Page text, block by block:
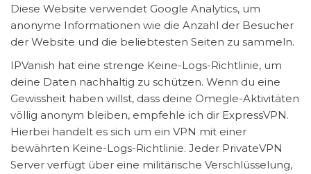
Diese Website verwendet Google Analytics, um
anonyme Informationen wie die Anzahl der Besucher
der Website und die beliebtesten Seiten zu sammeln.
IPVanish hat eine strenge Keine-Logs-Richtlinie, um
deine Daten nachhaltig zu schützen. Wenn du eine
Gewissheit haben willst, dass deine Omegle-Aktivitäten
völlig anonym bleiben, empfehle ich dir ExpressVPN.
Hierbei handelt es sich um ein VPN mit einer
bewährten Keine-Logs-Richtlinie. Jeder PrivateVPN
Server verfügt über eine militärische Verschlüsselung,